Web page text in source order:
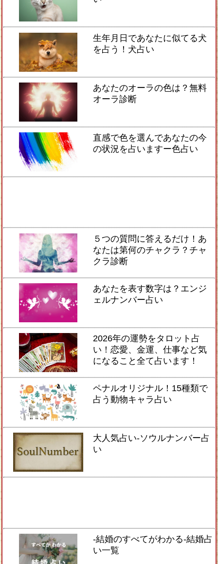
生年月日であなたに似てる犬
を占う！犬占い
あなたのオーラの色は？無料
オーラ診断
直感で色を選んであなたの今
の状況を占いますー色占い
５つの質問に答えるだけ！あ
なたは第何のチャクラ？チャ
クラ診断
あなたを表す数字は？エンジ
ェルナンバー占い
2026年の運勢をタロット占
い！恋愛、金運、仕事など気
になること全て占います！
ペナルオリジナル！15種類で
占う動物キャラ占い
大人気占い-ソウルナンバー占
い
-結婚のすべてがわかる-結婚占
い一覧